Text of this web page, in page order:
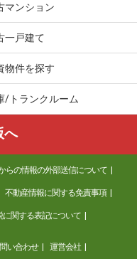
マンション
一戸建て
物件を探す
/トランクルーム
へ
らの情報の外部送信について
不動産情報に関する免責事項
に関する表記について
い合わせ 運営会社